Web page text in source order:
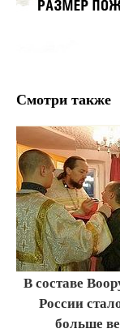
Смотри также
В составе
России
больше